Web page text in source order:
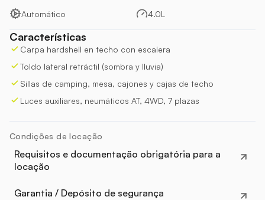
Automático
4.0L
Características
Carpa hardshell en techo con escalera
Toldo lateral retráctil (sombra y lluvia)
Sillas de camping, mesa, cajones y cajas de techo
Luces auxiliares, neumáticos AT, 4WD, 7 plazas
Condições de locação
Requisitos e documentação obrigatória para a
locação
Garantia / Depósito de segurança